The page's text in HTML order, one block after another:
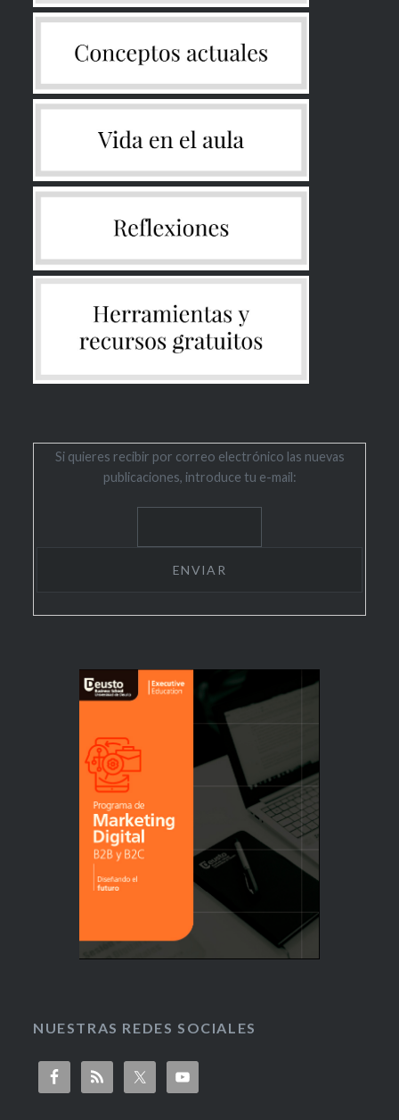
Si quieres recibir por correo electrónico las nuevas
publicaciones, introduce tu e-mail:
NUESTRAS REDES SOCIALES